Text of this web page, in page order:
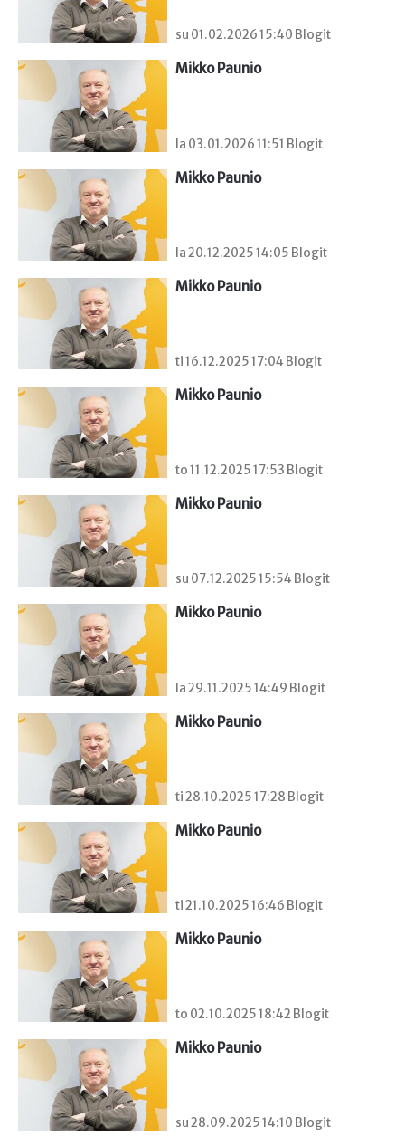
su 01.02.2026 15:40 Blogit
Mikko Paunio
la 03.01.2026 11:51 Blogit
Mikko Paunio
la 20.12.2025 14:05 Blogit
Mikko Paunio
ti 16.12.2025 17:04 Blogit
Mikko Paunio
to 11.12.2025 17:53 Blogit
Mikko Paunio
su 07.12.2025 15:54 Blogit
Mikko Paunio
la 29.11.2025 14:49 Blogit
Mikko Paunio
ti 28.10.2025 17:28 Blogit
Mikko Paunio
ti 21.10.2025 16:46 Blogit
Mikko Paunio
to 02.10.2025 18:42 Blogit
Mikko Paunio
su 28.09.2025 14:10 Blogit